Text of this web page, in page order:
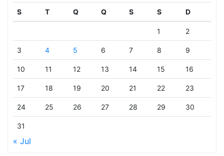
S T Q Q S S D
1 2
3 4 5 6 7 8 9
10 11 12 13 14 15 16
17 18 19 20 21 22 23
24 25 26 27 28 29 30
31
« Jul